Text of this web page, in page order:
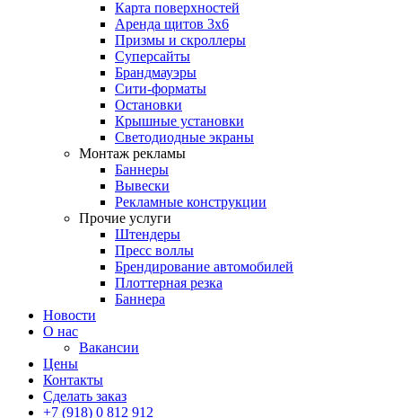
Карта поверхностей
Аренда щитов 3х6
Призмы и скроллеры
Суперсайты
Брандмауэры
Сити-форматы
Остановки
Крышные установки
Светодиодные экраны
Монтаж рекламы
Баннеры
Вывески
Рекламные конструкции
Прочие услуги
Штендеры
Пресс воллы
Брендирование автомобилей
Плоттерная резка
Баннера
Новости
О нас
Вакансии
Цены
Контакты
Сделать заказ
+7 (918) 0 812 912